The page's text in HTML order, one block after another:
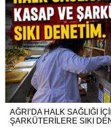
AĞRI’DA HALK SAĞLIĞI
ŞARKÜTERİLERE SIKI